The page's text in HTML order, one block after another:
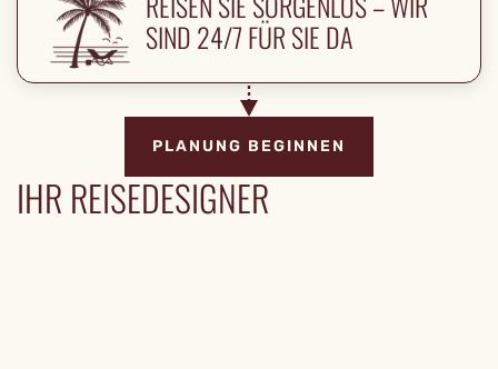
SIND 24/7 FÜR SIE DA
PLANUNG BEGINNEN
IHR REISEDESIGNER